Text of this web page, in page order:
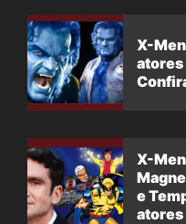
X-
atores
X-
e
atores